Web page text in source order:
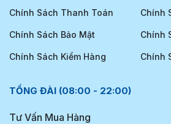
Chính Sách Thanh Toán Chính
Chính Sách Bảo Mật Chính
Chính Sách Kiểm Hàng Chính
TỔNG ĐÀI (08:00 - 22:00)
Tư Vấn Mua Hàng